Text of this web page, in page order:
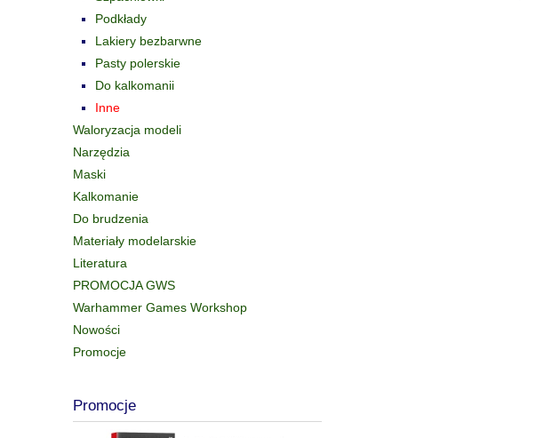
Podkłady
Lakiery bezbarwne
Pasty polerskie
Do kalkomanii
Inne
Waloryzacja modeli
Narzędzia
Maski
Kalkomanie
Do brudzenia
Materiały modelarskie
Literatura
PROMOCJA GWS
Warhammer Games Workshop
Nowości
Promocje
Promocje